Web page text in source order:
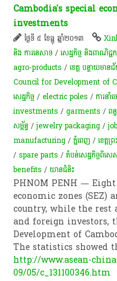
Cambodia's special
investments
ថ្ងៃទី ៥ ខែធ្នូ ឆ្នាំ២០១៣
និង​ ការ​នេ​សាទ​ /សេដ្ឋកិច្ច និងពាណិជ្ជក
agro-products /ខេត្ត បន្ទាយមាន
Council for Development of
សេដ្ឋកិច្ច / electric poles /ការន
investments /garments /ព
សម្ព័ន្ធ /jewelry packaging /
manufacturing /ភ្នំពេញ /ខេត្ត​
/spare parts /តំបន់សេដ្ឋកិច្ចពិស
benefits /យានជំនិះ
PHNOM PENH — Eight
economic zones (SEZ)
country, while the
and foreign investors,
Development of
The statistics showed
http://www.asean-
09/05/c_131100346.htm